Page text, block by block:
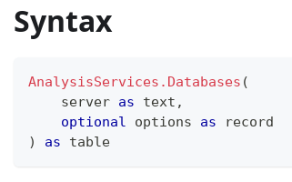
Syntax
AnalysisServices.Databases (
    server
as text ,
optional options as
record
)
as table